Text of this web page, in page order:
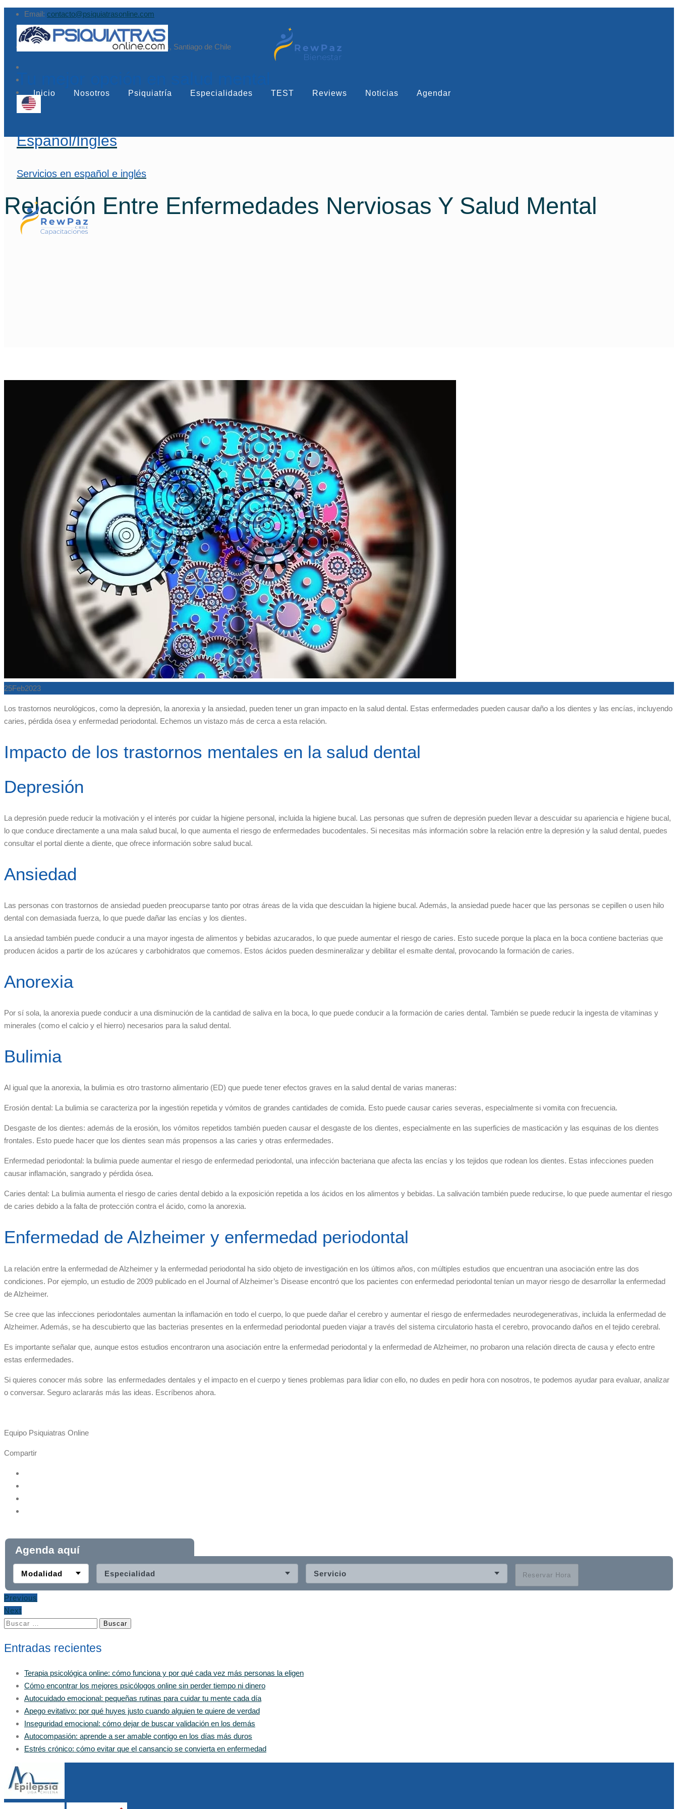
Email: contacto@psiquiatrasonline.com
Augusto Leguía Sur 79, of. 407, Las Condes, Santiago de Chile
Tu mejor opción en salud mental
Español/Inglés
Servicios en español e inglés
Inicio Nosotros Psiquiatría Especialidades TEST Reviews Noticias Agendar
Relación Entre Enfermedades Nerviosas Y Salud Mental
25Feb2023
Los trastornos neurológicos, como la depresión, la anorexia y la ansiedad, pueden tener un gran impacto en la salud dental. Estas enfermedades pueden causar daño a los dientes y las encías, incluyendo
caries, pérdida ósea y enfermedad periodontal. Echemos un vistazo más de cerca a esta relación.
Impacto de los trastornos mentales en la salud dental
Depresión
La depresión puede reducir la motivación y el interés por cuidar la higiene personal, incluida la higiene bucal. Las personas que sufren de depresión pueden llevar a descuidar su apariencia e higiene bucal,
lo que conduce directamente a una mala salud bucal, lo que aumenta el riesgo de enfermedades bucodentales. Si necesitas más información sobre la relación entre la depresión y la salud dental, puedes
consultar el portal diente a diente, que ofrece información sobre salud bucal.
Ansiedad
Las personas con trastornos de ansiedad pueden preocuparse tanto por otras áreas de la vida que descuidan la higiene bucal. Además, la ansiedad puede hacer que las personas se cepillen o usen hilo
dental con demasiada fuerza, lo que puede dañar las encías y los dientes.
La ansiedad también puede conducir a una mayor ingesta de alimentos y bebidas azucarados, lo que puede aumentar el riesgo de caries. Esto sucede porque la placa en la boca contiene bacterias que
producen ácidos a partir de los azúcares y carbohidratos que comemos. Estos ácidos pueden desmineralizar y debilitar el esmalte dental, provocando la formación de caries.
Anorexia
Por sí sola, la anorexia puede conducir a una disminución de la cantidad de saliva en la boca, lo que puede conducir a la formación de caries dental. También se puede reducir la ingesta de vitaminas y
minerales (como el calcio y el hierro) necesarios para la salud dental.
Bulimia
Al igual que la anorexia, la bulimia es otro trastorno alimentario (ED) que puede tener efectos graves en la salud dental de varias maneras:
Erosión dental: La bulimia se caracteriza por la ingestión repetida y vómitos de grandes cantidades de comida. Esto puede causar caries severas, especialmente si vomita con frecuencia.
Desgaste de los dientes: además de la erosión, los vómitos repetidos también pueden causar el desgaste de los dientes, especialmente en las superficies de masticación y las esquinas de los dientes
frontales. Esto puede hacer que los dientes sean más propensos a las caries y otras enfermedades.
Enfermedad periodontal: la bulimia puede aumentar el riesgo de enfermedad periodontal, una infección bacteriana que afecta las encías y los tejidos que rodean los dientes. Estas infecciones pueden
causar inflamación, sangrado y pérdida ósea.
Caries dental: La bulimia aumenta el riesgo de caries dental debido a la exposición repetida a los ácidos en los alimentos y bebidas. La salivación también puede reducirse, lo que puede aumentar el riesgo
de caries debido a la falta de protección contra el ácido, como la anorexia.
Enfermedad de Alzheimer y enfermedad periodontal
La relación entre la enfermedad de Alzheimer y la enfermedad periodontal ha sido objeto de investigación en los últimos años, con múltiples estudios que encuentran una asociación entre las dos
condiciones. Por ejemplo, un estudio de 2009 publicado en el Journal of Alzheimer’s Disease encontró que los pacientes con enfermedad periodontal tenían un mayor riesgo de desarrollar la enfermedad
de Alzheimer.
Se cree que las infecciones periodontales aumentan la inflamación en todo el cuerpo, lo que puede dañar el cerebro y aumentar el riesgo de enfermedades neurodegenerativas, incluida la enfermedad de
Alzheimer. Además, se ha descubierto que las bacterias presentes en la enfermedad periodontal pueden viajar a través del sistema circulatorio hasta el cerebro, provocando daños en el tejido cerebral.
Es importante señalar que, aunque estos estudios encontraron una asociación entre la enfermedad periodontal y la enfermedad de Alzheimer, no probaron una relación directa de causa y efecto entre
estas enfermedades.
Si quieres conocer más sobre las enfermedades dentales y el impacto en el cuerpo y tienes problemas para lidiar con ello, no dudes en pedir hora con nosotros, te podemos ayudar para evaluar, analizar
o conversar. Seguro aclararás más las ideas. Escríbenos ahora.
Equipo Psiquiatras Online
Compartir
Agenda aquí
Modalidad Especialidad Servicio Reservar Hora
Previous
Next
Buscar:
Entradas recientes
Terapia psicológica online: cómo funciona y por qué cada vez más personas la eligen
Cómo encontrar los mejores psicólogos online sin perder tiempo ni dinero
Autocuidado emocional: pequeñas rutinas para cuidar tu mente cada día
Apego evitativo: por qué huyes justo cuando alguien te quiere de verdad
Inseguridad emocional: cómo dejar de buscar validación en los demás
Autocompasión: aprende a ser amable contigo en los días más duros
Estrés crónico: cómo evitar que el cansancio se convierta en enfermedad